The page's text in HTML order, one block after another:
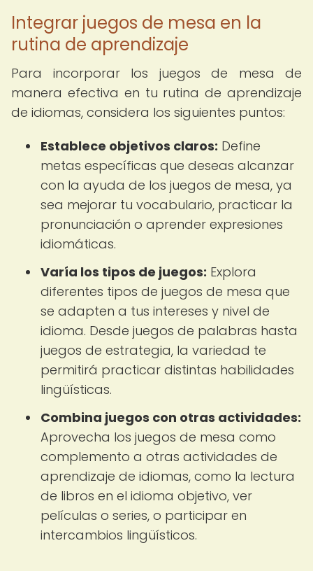
Integrar juegos de mesa en la
rutina de aprendizaje
Para incorporar los juegos de mesa de
manera efectiva en tu rutina de aprendizaje
de idiomas, considera los siguientes puntos:
Establece objetivos claros: Define
metas específicas que deseas alcanzar
con la ayuda de los juegos de mesa, ya
sea mejorar tu vocabulario, practicar la
pronunciación o aprender expresiones
idiomáticas.
Varía los tipos de juegos: Explora
diferentes tipos de juegos de mesa que
se adapten a tus intereses y nivel de
idioma. Desde juegos de palabras hasta
juegos de estrategia, la variedad te
permitirá practicar distintas habilidades
lingüísticas.
Combina juegos con otras actividades:
Aprovecha los juegos de mesa como
complemento a otras actividades de
aprendizaje de idiomas, como la lectura
de libros en el idioma objetivo, ver
películas o series, o participar en
intercambios lingüísticos.